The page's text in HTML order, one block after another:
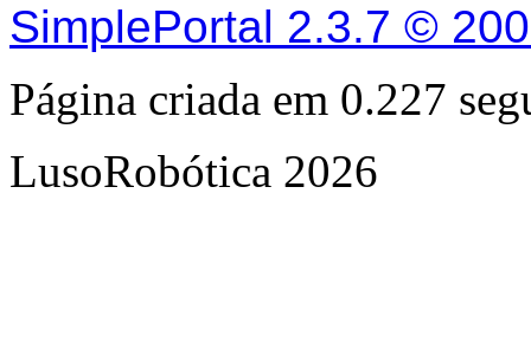
SimplePortal 2.3.7 ©
Página criada em 0.227
LusoRobótica 2026